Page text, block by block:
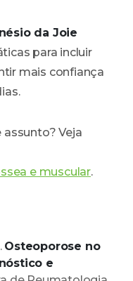
da Joie
para incluir
mais confiança
Veja
e muscular.
Osteoporose no
e